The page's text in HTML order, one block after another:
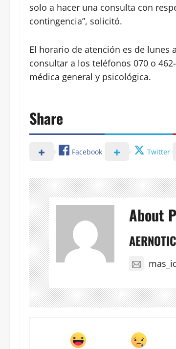
solo a hacer una consulta con
contingencia”, solicitó.
El horario de atención es de lunes
consultar a los teléfonos 070 o
médica general y psicológica.
Share
Facebook Twitter
About